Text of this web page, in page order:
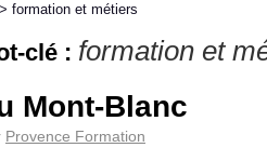
> formation et métiers
clé : formation et
Mont-Blanc
Provence Formation